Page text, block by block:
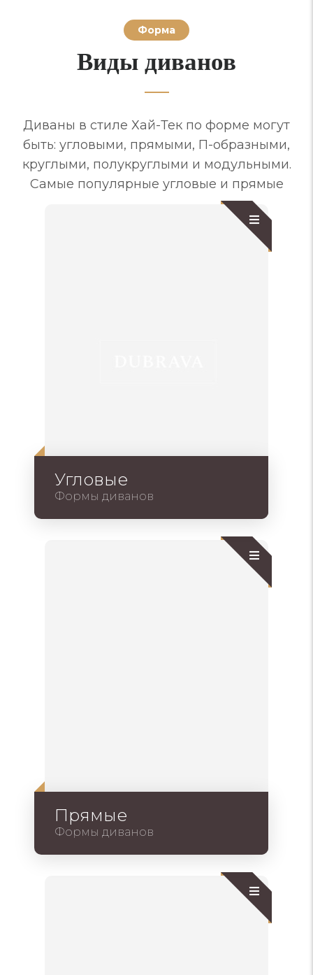
Форма
Виды диванов
Диваны в стиле Хай-Тек по форме могут
быть: угловыми, прямыми, П-образными,
круглыми, полукруглыми и модульными.
Самые популярные угловые и прямые
Угловые
Формы диванов
Прямые
Формы диванов